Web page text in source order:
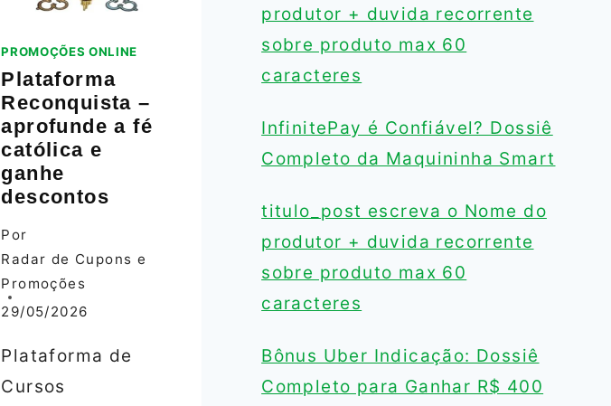
PROMOÇÕES ONLINE
Plataforma
Reconquista –
aprofunde a fé
católica e
ganhe
descontos
Por
Radar de Cupons e
Promoções
29/05/2026
Plataforma de
Cursos
produtor + duvida recorrente
sobre produto max 60
caracteres
InfinitePay é Confiável? Dossiê
Completo da Maquininha Smart
titulo_post escreva o Nome do
produtor + duvida recorrente
sobre produto max 60
caracteres
Bônus Uber Indicação: Dossiê
Completo para Ganhar R$ 400